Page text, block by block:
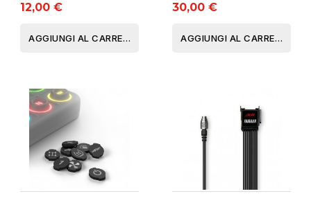
12,00 €
AGGIUNGI AL CARRELLO
30,00 €
AGGIUNGI AL CARRELLO